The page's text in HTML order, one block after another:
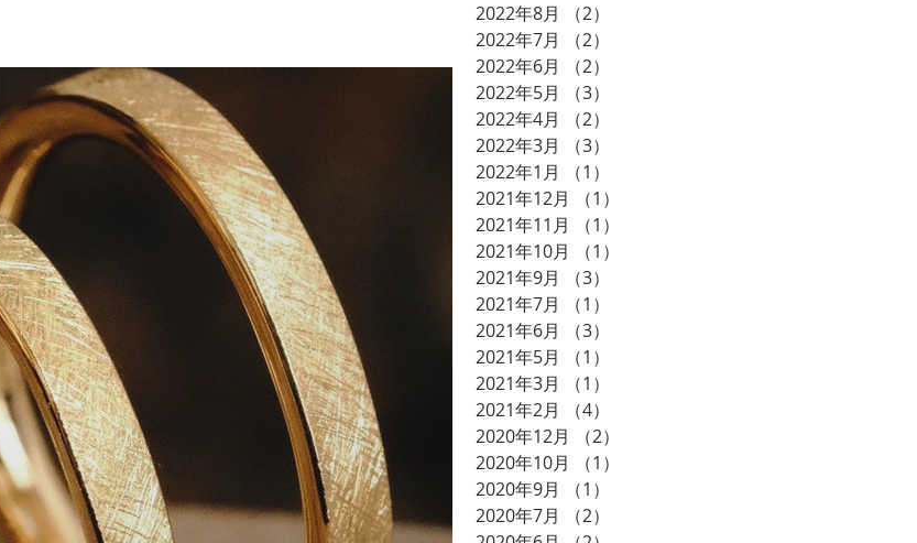
2022年8月
（2）
2022年7月
（2）
2022年6月
（2）
2022年5月
（3）
2022年4月
（2）
2022年3月
（3）
2022年1月
（1）
2021年12月
（1）
2021年11月
（1）
2021年10月
（1）
2021年9月
（3）
2021年7月
（1）
2021年6月
（3）
2021年5月
（1）
2021年3月
（1）
2021年2月
（4）
2020年12月
（2）
2020年10月
（1）
2020年9月
（1）
2020年7月
（2）